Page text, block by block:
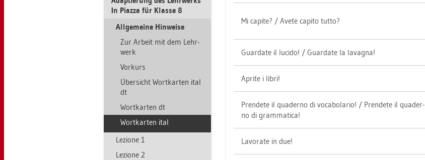
In Piaz­za für Klas­se 8
All­ge­mei­ne Hin­wei­se
Zur Ar­beit mit dem Lehr­
werk
Vor­kurs
Über­sicht Wort­kar­ten ital
dt
Wort­kar­ten dt
Wort­kar­ten ital
Le­zio­ne 1
Le­zio­ne 2
Mi ca­pi­te? / Avete ca­pi­to tutto?
Guar­da­te il lu­ci­do! / Guar­da­te la la­va­gna!
Apri­te i libri!
Pren­de­te il qua­der­no di vo­c­a­bo­la­rio! / Pren­de­te il qua­der­
no di gram­ma­ti­ca!
La­vora­te in due!